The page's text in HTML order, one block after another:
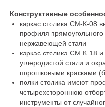
Конструктивные
каркас столика СМ-К-08
профиля прямоугольного
нержавеющей стали
каркас столика СМ-К-18
углеродистой стали и
порошковыми красками
полки столика имеют
четырехстороннюю
инструменты от